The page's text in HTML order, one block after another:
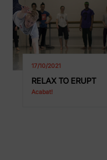
17/10/2021
RELAX TO ERUPT
Acabat!